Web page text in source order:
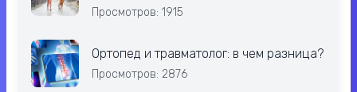
Просмотров: 1915
Ортопед и травматолог: в чем разница?
Просмотров: 2876